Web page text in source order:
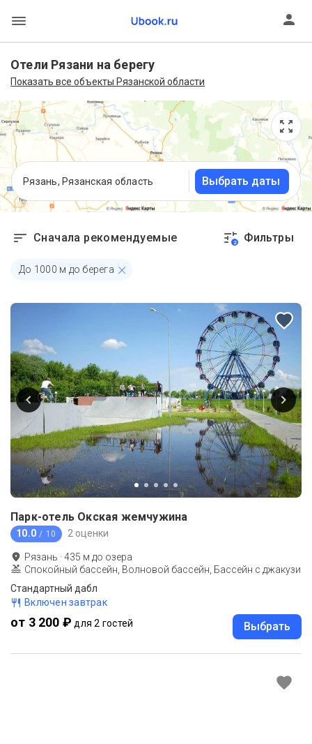
Отели Рязани на берегу
Показать все объекты Рязанской области
Рязань, Рязанская область Выбрать даты
Сначала рекомендуемые 2 Фильтры
До 1000 м до берега
Парк-отель Окская жемчужина
10.0 / 10 2 оценки
Рязань ·435 м до озера
Спокойный бассейн, Волновой бассейн, Бассейн с джакузи
Стандартный дабл
Включен завтрак
от 3 200 ₽ для 2 гостей Выбрать